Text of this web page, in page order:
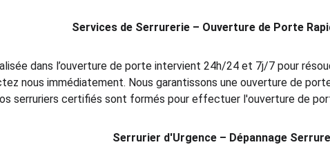
Services de Serrurerie – Ouverture de Porte
dans l’ouverture de porte intervient 24h/24 et 7j/7 pour
nous immédiatement. Nous garantissons une ouverture de
serruriers certifiés sont formés pour effectuer l'ouverture de
Serrurier d'Urgence – Dépannage